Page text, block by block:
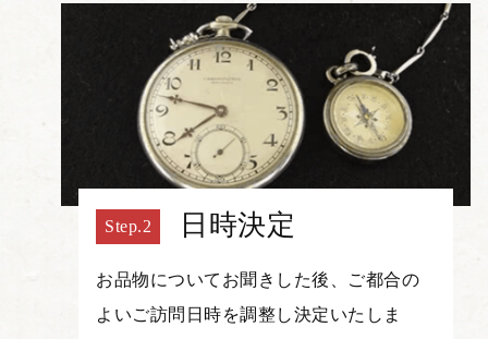
日時決定
お品物についてお聞きした後、ご都合の
よいご訪問日時を調整し決定いたしま